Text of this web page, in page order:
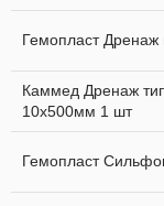
Гемопласт
Каммед Дренаж
10x500мм 1 шт
Гемопласт